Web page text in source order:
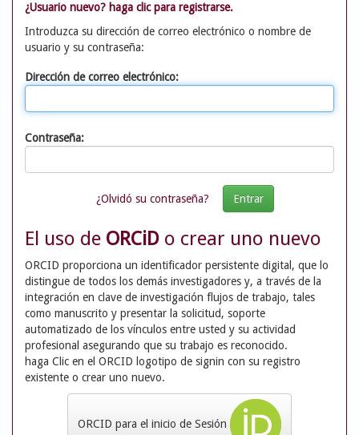
¿Usuario nuevo? haga clic para registrarse.
Introduzca su dirección de correo electrónico o nombre de
usuario y su contraseña:
Dirección de correo electrónico:
Contraseña:
¿Olvidó su contraseña?
El uso de ORCiD o crear uno nuevo
ORCID proporciona un identificador persistente digital, que lo
distingue de todos los demás investigadores y, a través de la
integración en clave de investigación flujos de trabajo, tales
como manuscrito y presentar la solicitud, soporte
automatizado de los vínculos entre usted y su actividad
profesional asegurando que su trabajo es reconocido.
haga Clic en el ORCID logotipo de signin con su registro
existente o crear uno nuevo.
ORCID para el inicio de Sesión